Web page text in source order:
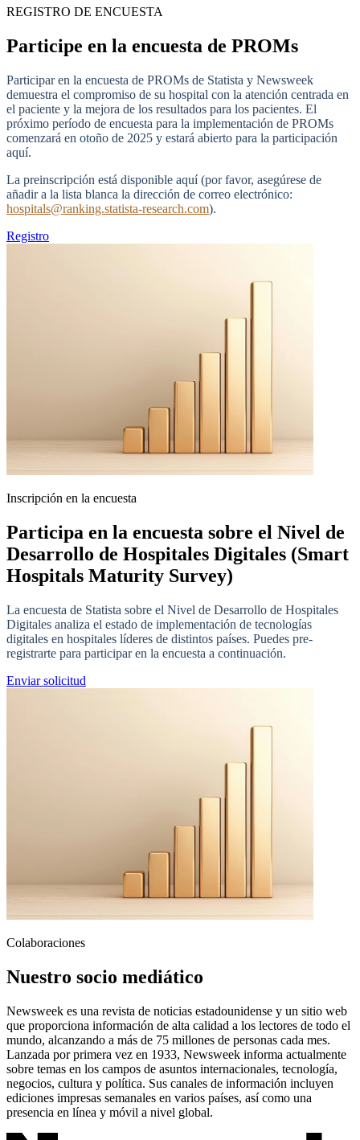
REGISTRO DE ENCUESTA
Participe en la encuesta de PROMs
Participar en la encuesta de PROMs de Statista y Newsweek
demuestra el compromiso de su hospital con la atención centrada en
el paciente y la mejora de los resultados para los pacientes. El
próximo período de encuesta para la implementación de PROMs
comenzará en otoño de 2025 y estará abierto para la participación
aquí.
La preinscripción está disponible aquí (por favor, asegúrese de
añadir a la lista blanca la dirección de correo electrónico:
hospitals@ranking.statista-research.com).
Registro
Inscripción en la encuesta
Participa en la encuesta sobre el Nivel de
Desarrollo de Hospitales Digitales (Smart
Hospitals Maturity Survey)
La encuesta de Statista sobre el Nivel de Desarrollo de Hospitales
Digitales analiza el estado de implementación de tecnologías
digitales en hospitales líderes de distintos países. Puedes pre-
registrarte para participar en la encuesta a continuación.
Enviar solicitud
Colaboraciones
Nuestro socio mediático
Newsweek es una revista de noticias estadounidense y un sitio web
que proporciona información de alta calidad a los lectores de todo el
mundo, alcanzando a más de 75 millones de personas cada mes.
Lanzada por primera vez en 1933, Newsweek informa actualmente
sobre temas en los campos de asuntos internacionales, tecnología,
negocios, cultura y política. Sus canales de información incluyen
ediciones impresas semanales en varios países, así como una
presencia en línea y móvil a nivel global.